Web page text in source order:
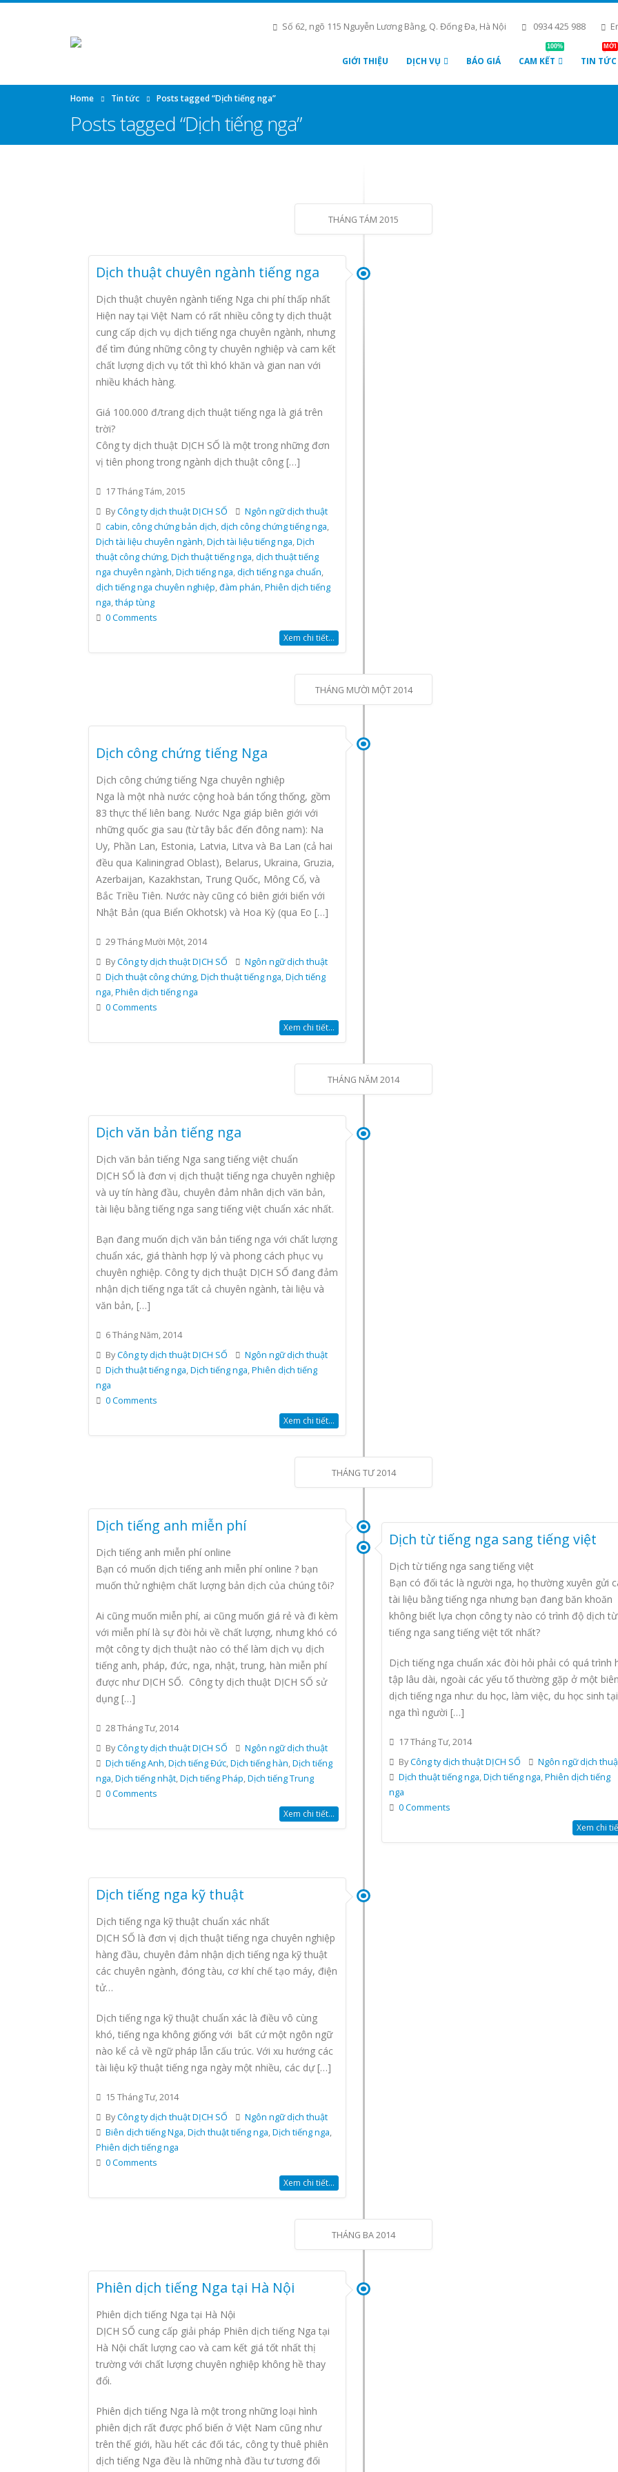
Số 62, ngõ 115 Nguyễn Lương Bằng, Q. Đống Đa, Hà Nội 0934 425 988
GIỚI THIỆU DỊCH VỤ BÁO GIÁ CAM KẾT
100%
TIN TỨC
MỚI
Home Tin tức Posts tagged “Dịch tiếng nga”
Posts tagged “Dịch tiếng nga”
THÁNG TÁM 2015
Dịch thuật chuyên ngành tiếng nga
Dịch thuật chuyên ngành tiếng Nga chi phí thấp nhất
Hiện nay tại Việt Nam có rất nhiều công ty dịch thuật
cung cấp dịch vụ dịch tiếng nga chuyên ngành, nhưng
để tìm đúng những công ty chuyên nghiệp và cam kết
chất lượng dịch vụ tốt thì khó khăn và gian nan với
nhiều khách hàng.
Giá 100.000 đ/trang dịch thuật tiếng nga là giá trên
trời?
Công ty dịch thuật DỊCH SỐ là một trong những đơn
vị tiên phong trong ngành dịch thuật công […]
17 Tháng Tám, 2015
ByCông ty dịch thuật DỊCH SỐ
Ngôn ngữ dịch thuật
cabin,công chứng bản dịch,dịch công chứng tiếng nga,
Dịch tài liệu chuyên ngành,Dịch tài liệu tiếng nga,Dịch
thuật công chứng,Dịch thuật tiếng nga,dịch thuật tiếng
nga chuyên ngành,Dịch tiếng nga,dịch tiếng nga chuẩn,
dịch tiếng nga chuyên nghiệp,đàm phán,Phiên dịch tiếng
nga,tháp tùng
0 Comments
Xem chi tiết...
THÁNG MƯỜI MỘT 2014
Dịch công chứng tiếng Nga
Dịch công chứng tiếng Nga chuyên nghiệp
Nga là một nhà nước cộng hoà bán tổng thống, gồm
83 thực thể liên bang. Nước Nga giáp biên giới với
những quốc gia sau (từ tây bắc đến đông nam): Na
Uy, Phần Lan, Estonia, Latvia, Litva và Ba Lan (cả hai
đều qua Kaliningrad Oblast), Belarus, Ukraina, Gruzia,
Azerbaijan, Kazakhstan, Trung Quốc, Mông Cổ, và
Bắc Triều Tiên. Nước này cũng có biên giới biển với
Nhật Bản (qua Biển Okhotsk) và Hoa Kỳ (qua Eo […]
29 Tháng Mười Một, 2014
ByCông ty dịch thuật DỊCH SỐ
Ngôn ngữ dịch thuật
Dịch thuật công chứng,Dịch thuật tiếng nga,Dịch tiếng
nga,Phiên dịch tiếng nga
0 Comments
Xem chi tiết...
THÁNG NĂM 2014
Dịch văn bản tiếng nga
Dịch văn bản tiếng Nga sang tiếng việt chuẩn
DỊCH SỐ là đơn vị dịch thuật tiếng nga chuyên nghiệp
và uy tín hàng đầu, chuyên đảm nhân dịch văn bản,
tài liệu bằng tiếng nga sang tiếng việt chuẩn xác nhất.
Bạn đang muốn dịch văn bản tiếng nga với chất lượng
chuẩn xác, giá thành hợp lý và phong cách phục vụ
chuyên nghiệp. Công ty dịch thuật DỊCH SỐ đang đảm
nhận dịch tiếng nga tất cả chuyên ngành, tài liệu và
văn bản, […]
6 Tháng Năm, 2014
ByCông ty dịch thuật DỊCH SỐ
Ngôn ngữ dịch thuật
Dịch thuật tiếng nga,Dịch tiếng nga,Phiên dịch tiếng
nga
0 Comments
Xem chi tiết...
THÁNG TƯ 2014
Dịch tiếng anh miễn phí
Dịch tiếng anh miễn phí online
Bạn có muốn dịch tiếng anh miễn phí online ? bạn
muốn thử nghiệm chất lượng bản dịch của chúng tôi?
Ai cũng muốn miễn phí, ai cũng muốn giá rẻ và đi kèm
với miễn phí là sự đòi hỏi về chất lượng, nhưng khó có
một công ty dịch thuật nào có thể làm dịch vụ dịch
tiếng anh, pháp, đức, nga, nhật, trung, hàn miễn phí
được như DỊCH SỐ. Công ty dịch thuật DỊCH SỐ sử
dụng […]
28 Tháng Tư, 2014
ByCông ty dịch thuật DỊCH SỐ
Ngôn ngữ dịch thuật
Dịch tiếng Anh,Dịch tiếng Đức,Dịch tiếng hàn,Dịch tiếng
nga,Dịch tiếng nhật,Dịch tiếng Pháp,Dịch tiếng Trung
0 Comments
Xem chi tiết...
Dịch từ tiếng nga sang tiếng việt
Dịch từ tiếng nga sang tiếng việt
Bạn có đối tác là người nga, họ thường xuyên gửi
tài liệu bằng tiếng nga nhưng bạn đang băn khoăn
không biết lựa chọn công ty nào có trình độ dịch từ
tiếng nga sang tiếng việt tốt nhất?
Dịch tiếng nga chuẩn xác đòi hỏi phải có quá trình
tập lâu dài, ngoài các yếu tố thường gặp ở một biên
dịch tiếng nga như: du học, làm việc, du học sinh tại
nga thì người […]
17 Tháng Tư, 2014
ByCông ty dịch thuật DỊCH SỐ
Ngôn ngữ dịch
Dịch thuật tiếng nga,Dịch tiếng nga,Phiên dịch tiếng
nga
0 Comments
Xem chi
Dịch tiếng nga kỹ thuật
Dịch tiếng nga kỹ thuật chuẩn xác nhất
DỊCH SỐ là đơn vị dịch thuật tiếng nga chuyên nghiệp
hàng đầu, chuyên đảm nhận dịch tiếng nga kỹ thuật
các chuyên ngành, đóng tàu, cơ khí chế tạo máy, điện
tử…
Dịch tiếng nga kỹ thuật chuẩn xác là điều vô cùng
khó, tiếng nga không giống với bất cứ một ngôn ngữ
nào kể cả về ngữ pháp lẫn cấu trúc. Với xu hướng các
tài liệu kỹ thuật tiếng nga ngày một nhiều, các dự […]
15 Tháng Tư, 2014
ByCông ty dịch thuật DỊCH SỐ
Ngôn ngữ dịch thuật
Biên dịch tiếng Nga,Dịch thuật tiếng nga,Dịch tiếng nga,
Phiên dịch tiếng nga
0 Comments
Xem chi tiết...
THÁNG BA 2014
Phiên dịch tiếng Nga tại Hà Nội
Phiên dịch tiếng Nga tại Hà Nội
DỊCH SỐ cung cấp giải pháp Phiên dịch tiếng Nga tại
Hà Nội chất lượng cao và cam kết giá tốt nhất thị
trường với chất lượng chuyên nghiệp không hề thay
đổi.
Phiên dịch tiếng Nga là một trong những loại hình
phiên dịch rất được phổ biến ở Việt Nam cũng như
trên thế giới, hầu hết các đối tác, công ty thuê phiên
dịch tiếng Nga đều là những nhà đầu tư tương đối